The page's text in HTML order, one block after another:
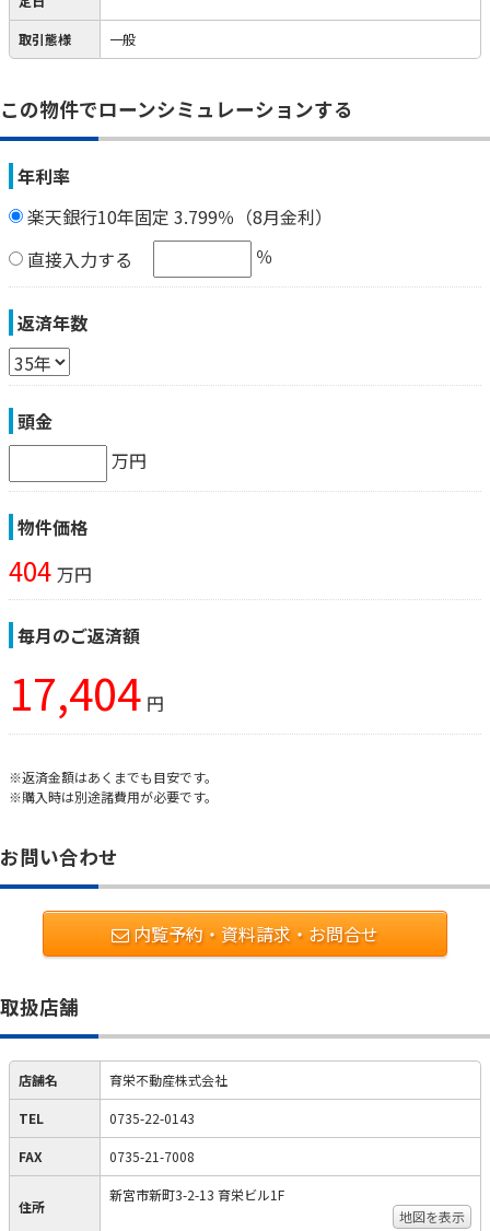
取引態様 一般
この物件でローンシミュレーションする
年利率
楽天銀行10年固定 3.799％（8月金利）
直接入力する
％
返済年数
頭金
万円
物件価格
404 万円
毎月のご返済額
17,404 円
※返済金額はあくまでも目安です。
※購入時は別途諸費用が必要です。
お問い合わせ
内覧予約・資料請求・お問合せ
取扱店舗
店舗名 育栄不動産株式会社
TEL 0735-22-0143
FAX 0735-21-7008
住所
新宮市新町3-2-13 育栄ビル1F
地図を表示